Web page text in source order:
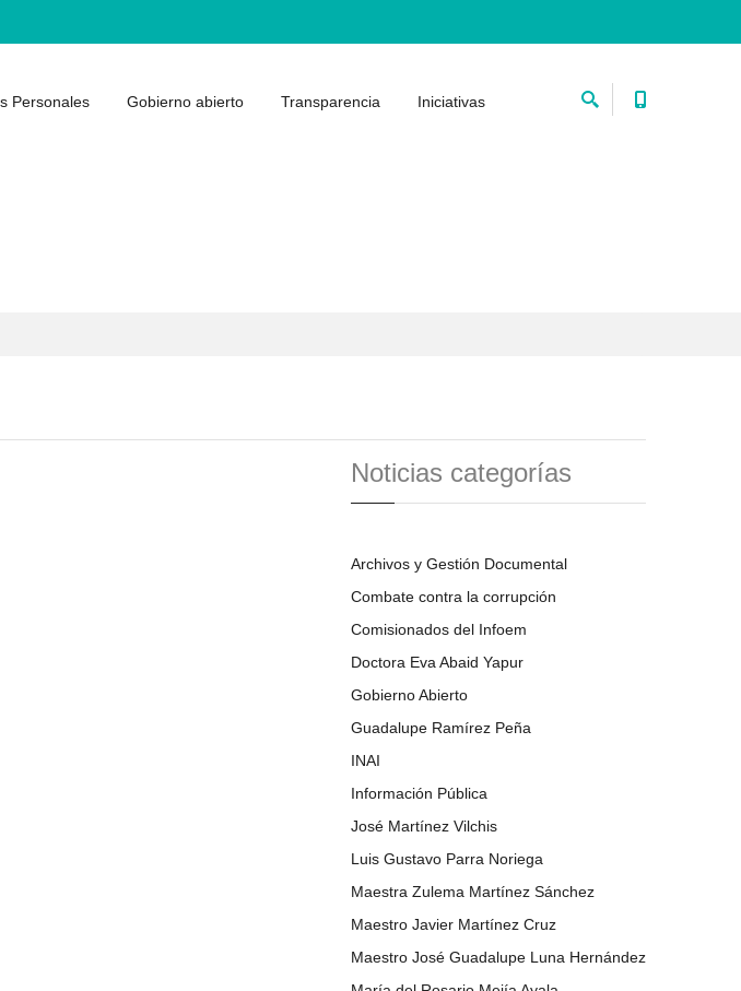
Personales Gobierno abierto Transparencia Iniciativas
Noticias categorías
Archivos y Gestión Documental
Combate contra la corrupción
Comisionados del Infoem
Doctora Eva Abaid Yapur
Gobierno Abierto
Guadalupe Ramírez Peña
INAI
Información Pública
José Martínez Vilchis
Luis Gustavo Parra Noriega
Maestra Zulema Martínez Sánchez
Maestro Javier Martínez Cruz
Maestro José Guadalupe Luna Hernández